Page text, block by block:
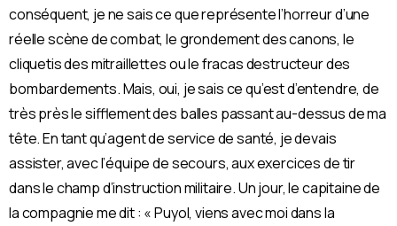
conséquent, je ne sais ce que représente l’horreur d’une
réelle scène de combat, le grondement des canons, le
cliquetis des mitraillettes ou le fracas destructeur des
bombardements.Mais, oui, je sais ce qu’est d’entendre, de
très près le sifflement des balles passant au-dessus de ma
tête. En tant qu’agent de service de santé, je devais
assister, avec l’équipe de secours, aux exercices de tir
dans le champ d’instruction militaire. Un jour, le capitaine de
la compagnie me dit : « Puyol, viens avec moi dans la